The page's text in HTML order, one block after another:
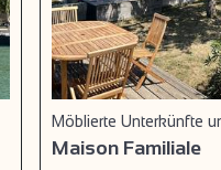
Möblierte Unterkünfte
Maison Familiale